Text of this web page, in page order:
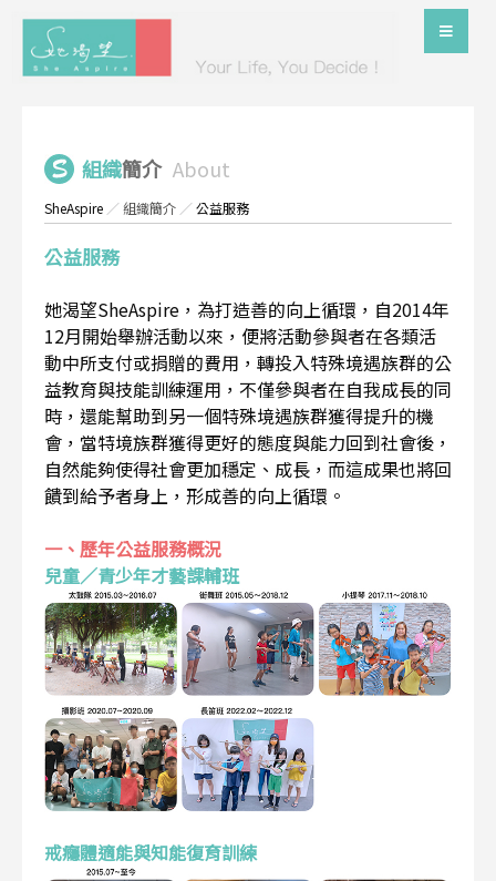
組織簡介 About
SheAspire ／組織簡介 ／公益服務
公益服務
她渴望SheAspire，為打造善的向上循環，自2014年
12月開始舉辦活動以來，便將活動參與者在各類活
動中所支付或捐贈的費用，轉投入特殊境遇族群的公
益教育與技能訓練運用，不僅參與者在自我成長的同
時，還能幫助到另一個特殊境遇族群獲得提升的機
會，當特境族群獲得更好的態度與能力回到社會後，
自然能夠使得社會更加穩定、成長，而這成果也將回
饋到給予者身上，形成善的向上循環。
一、歷年公益服務概況
兒童／青少年才藝課輔班
戒癮體適能與知能復育訓練